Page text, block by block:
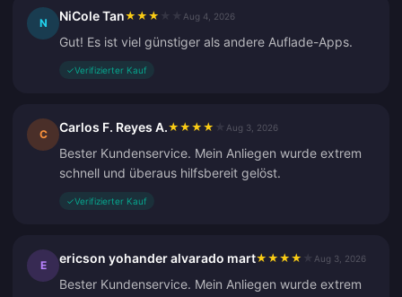
N NiCole Tan★ ★ ★ Aug 4, 2026
Gut! Es ist viel günstiger als andere Auflade-Apps.
✓Verifizierter Kauf
C Carlos F. Reyes A.★ ★ ★ ★ Aug 3, 2026
Bester Kundenservice. Mein Anliegen wurde extrem
schnell und überaus hilfsbereit gelöst.
✓Verifizierter Kauf
E ericson yohander alvarado mart★ ★ ★ ★ Aug 3, 2026
Bester Kundenservice. Mein Anliegen wurde extrem